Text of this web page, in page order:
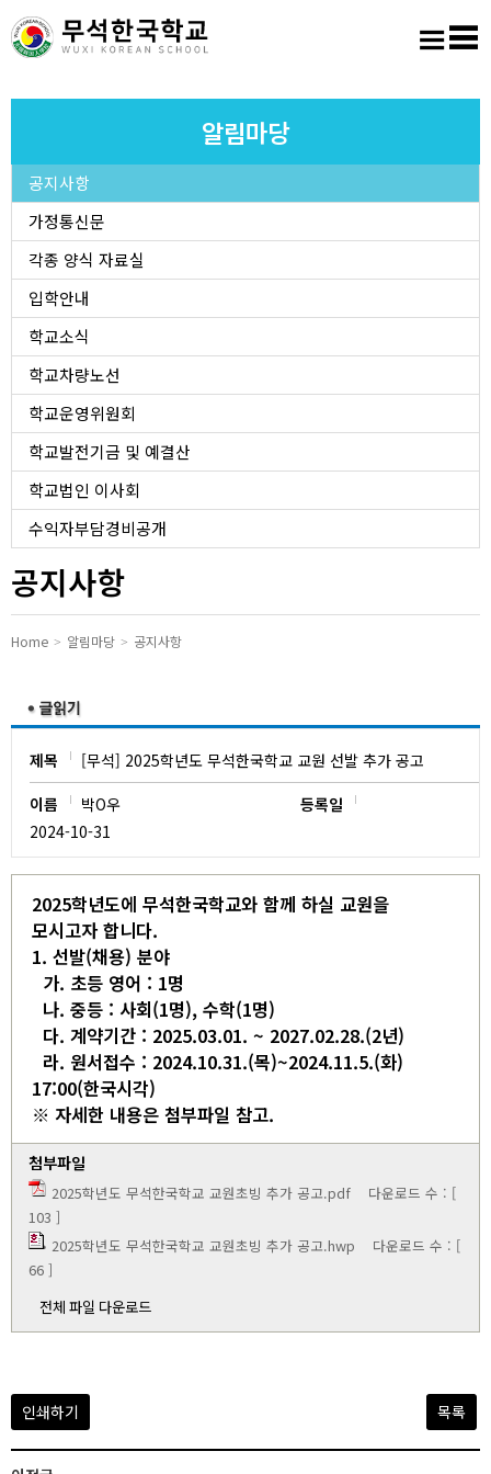
홈로그인회원가입사이트맵
교육마당
알림마당
학생활동
진학진로
학교도서실
유치원
알림마당
공지사항
가정통신문
각종 양식 자료실
입학안내
학교소식
학교차량노선
학교운영위원회
학교발전기금 및 예결산
학교법인 이사회
수익자부담경비공개
공지사항
Home 알림마당 공지사항
제목
[무석] 2025학년도 무석한국학교 교원 선발 추가 공고
이름
박O우
등록일
2024-10-31
2025학년도에 무석한국학교와 함께 하실 교원을
모시고자 합니다.
1. 선발(채용) 분야
가. 초등 영어 : 1명
나. 중등 : 사회(1명), 수학(1명)
다. 계약기간 : 2025.03.01. ~ 2027.02.28.(2년)
라. 원서접수 : 2024.10.31.(목)~2024.11.5.(화)
17:00(한국시각)
※ 자세한 내용은 첨부파일 참고.
첨부파일
2025학년도 무석한국학교 교원초빙 추가 공고.pdf 다운로드 수 : [
103 ]
2025학년도 무석한국학교 교원초빙 추가 공고.hwp 다운로드 수 : [
66 ]
전체 파일 다운로드
인쇄하기 목록